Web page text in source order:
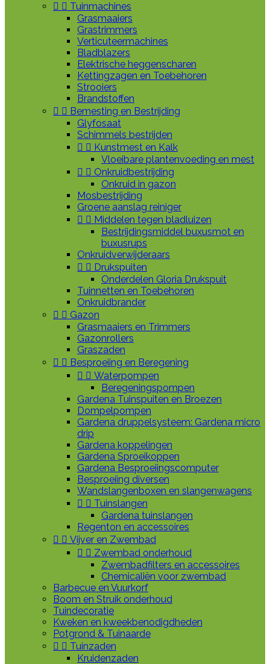
  Tuinmachines
Grasmaaiers
Grastrimmers
Verticuteermachines
Bladblazers
Elektrische heggenscharen
Kettingzagen en Toebehoren
Strooiers
Brandstoffen
  Bemesting en Bestrijding
Glyfosaat
Schimmels bestrijden
  Kunstmest en Kalk
Vloeibare plantenvoeding en mest
  Onkruidbestrijding
Onkruid in gazon
Mosbestrijding
Groene aanslag reiniger
  Middelen tegen bladluizen
Bestrijdingsmiddel buxusmot en
buxusrups
Onkruidverwijderaars
  Drukspuiten
Onderdelen Gloria Drukspuit
Tuinnetten en Toebehoren
Onkruidbrander
  Gazon
Grasmaaiers en Trimmers
Gazonrollers
Graszaden
  Besproeiing en Beregening
  Waterpompen
Beregeningspompen
Gardena Tuinspuiten en Broezen
Dompelpompen
Gardena druppelsysteem: Gardena micro
drip
Gardena koppelingen
Gardena Sproeikoppen
Gardena Besproeiingscomputer
Besproeiing diversen
Wandslangenboxen en slangenwagens
  Tuinslangen
Gardena tuinslangen
Regenton en accessoires
  Vijver en Zwembad
  Zwembad onderhoud
Zwembadfilters en accessoires
Chemicaliën voor zwembad
Barbecue en Vuurkorf
Boom en Struik onderhoud
Tuindecoratie
Kweken en kweekbenodigdheden
Potgrond & Tuinaarde
  Tuinzaden
Kruidenzaden